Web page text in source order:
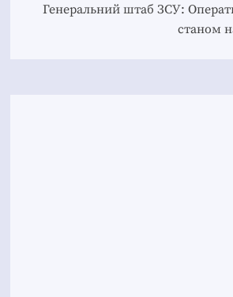
Генеральний штаб ЗСУ:
станом